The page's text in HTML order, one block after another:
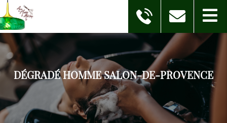
DÉGRADÉ HOMME SALON-DE-PROVENCE